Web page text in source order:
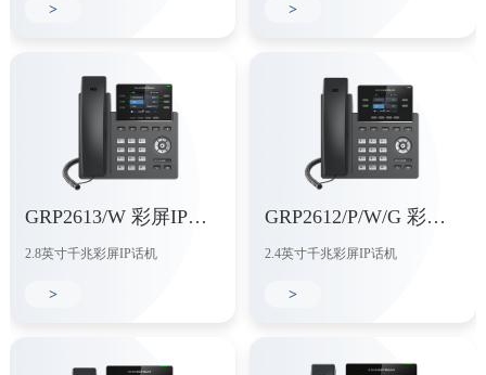
> >
GRP2613/W 彩屏IP电话
2.8英寸千兆彩屏IP话机
>
GRP2612/P/W/G 彩屏IP电话
2.4英寸千兆彩屏IP话机
>